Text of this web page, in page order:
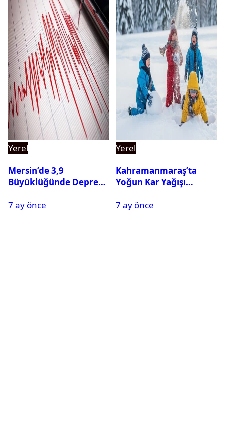
Yerel
Mersin’de 3,9
Büyüklüğünde Deprem
7 ay önce
Yerel
Kahramanmaraş’ta
Yoğun Kar Yağışı
Tatil
7 ay önce